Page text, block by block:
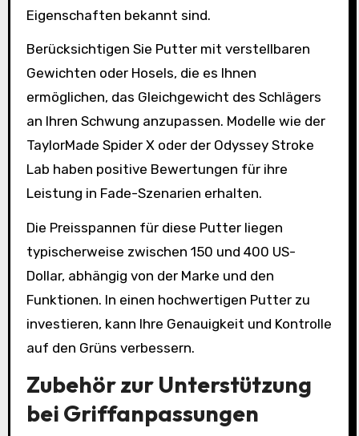
Eigenschaften bekannt sind.
Berücksichtigen Sie Putter mit verstellbaren
Gewichten oder Hosels, die es Ihnen
ermöglichen, das Gleichgewicht des Schlägers
an Ihren Schwung anzupassen. Modelle wie der
TaylorMade Spider X oder der Odyssey Stroke
Lab haben positive Bewertungen für ihre
Leistung in Fade-Szenarien erhalten.
Die Preisspannen für diese Putter liegen
typischerweise zwischen 150 und 400 US-
Dollar, abhängig von der Marke und den
Funktionen. In einen hochwertigen Putter zu
investieren, kann Ihre Genauigkeit und Kontrolle
auf den Grüns verbessern.
Zubehör zur Unterstützung
bei Griffanpassungen